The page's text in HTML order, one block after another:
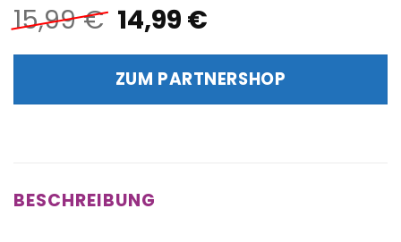
15,99€ Ursprünglicher
Preis
war:
15,99 €
14,99 €Aktueller
ist:
14,99 €.
ZUM PARTNERSHOP
BESCHREIBUNG